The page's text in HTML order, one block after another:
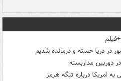
امریکا درباره تنگه هرمز